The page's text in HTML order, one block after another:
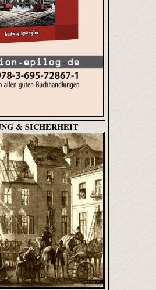
& SICHERHEIT